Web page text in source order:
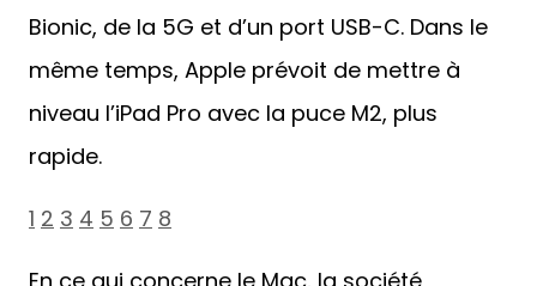
Bionic, de la 5G et d’un port USB-C. Dans le
même temps, Apple prévoit de mettre à
niveau l’iPad Pro avec la puce M2, plus
rapide.
1 2 3 4 5 6 7 8